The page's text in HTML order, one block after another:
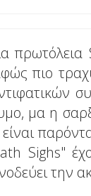
πιο
μα η
Sighs"
την